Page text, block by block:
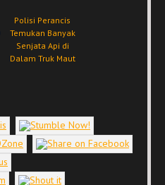
Polisi Perancis
Temukan Banyak
Senjata Api di
Dalam Truk Maut